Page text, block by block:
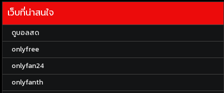
เว็บที่น่าสนใจ
ดูบอลสด
onlyfree
onlyfan24
onlyfanth